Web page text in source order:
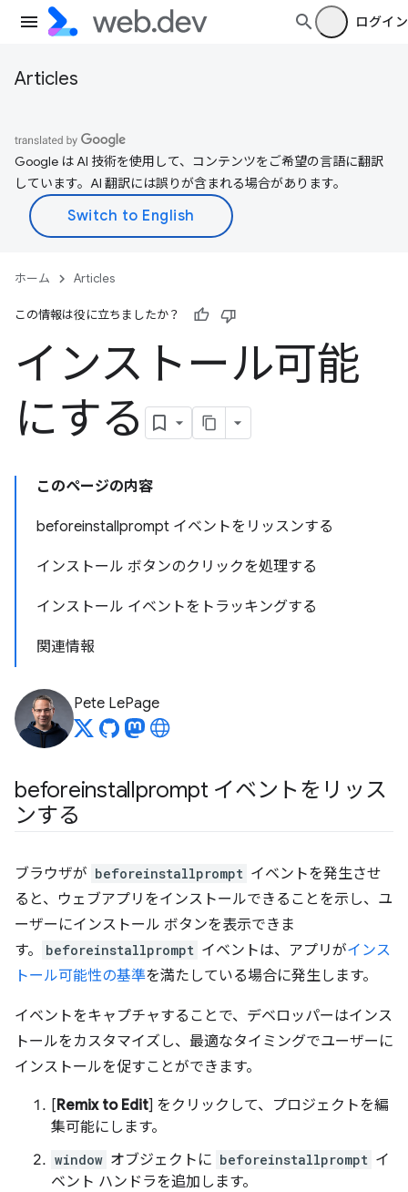
ログイン
Articles
Google は AI 技術を使用して、コンテンツをご希望の言語に翻訳
しています。AI 翻訳には誤りが含まれる場合があります。
ホーム Articles
この情報は役に立ちましたか？
インストール可能
にする
このページの内容
beforeinstallprompt イベントをリッスンする
インストール ボタンのクリックを処理する
インストール イベントをトラッキングする
関連情報
Pete LePage
beforeinstallprompt イベントをリッス
ンする
ブラウザが beforeinstallprompt イベントを発生させ
ると、ウェブアプリをインストールできることを示し、ユ
ーザーにインストール ボタンを表示できま
す。
beforeinstallprompt イベントは、アプリがインス
トール可能性の基準を満たしている場合に発生します。
イベントをキャプチャすることで、デベロッパーはインス
トールをカスタマイズし、最適なタイミングでユーザーに
インストールを促すことができます。
[Remix to Edit] をクリックして、プロジェクトを編
集可能にします。
window オブジェクトに beforeinstallprompt イ
ベント ハンドラを追加します。